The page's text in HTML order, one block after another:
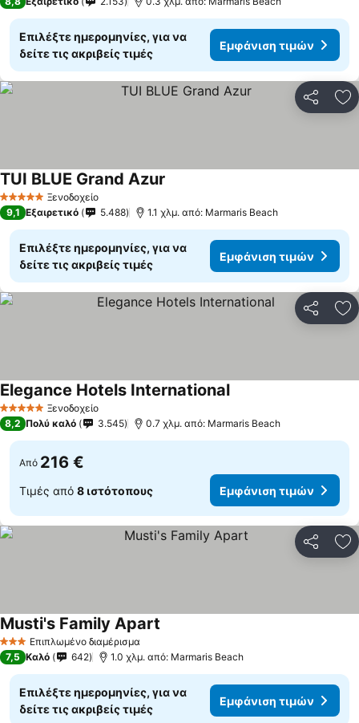
Επιλέξτε ημερομηνίες, για να
δείτε τις ακριβείς τιμές
Εμφάνιση τιμών
5 Αστέρια Ξενοδοχείο
TUI BLUE Grand Azur
9,1 Εξαιρετικό 5.488 1.1 χλμ. από: Marmaris Beach
Επιλέξτε ημερομηνίες, για να
δείτε τις ακριβείς τιμές
Εμφάνιση τιμών
5 Αστέρια Ξενοδοχείο
Elegance Hotels International
8,2 Πολύ καλό 3.545 0.7 χλμ. από: Marmaris Beach
Από 216 €
Τιμές από 8 ιστότοπους Εμφάνιση τιμών
3 ΑστέριαΕπιπλωμένο διαμέρισμα
Musti's Family Apart
7,5 Καλό 642 1.0 χλμ. από: Marmaris Beach
Επιλέξτε ημερομηνίες, για να
δείτε τις ακριβείς τιμές
Εμφάνιση τιμών